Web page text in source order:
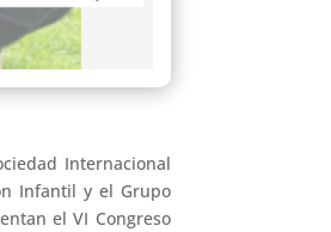
Internacional
Infantil y el Grupo
el VI Congreso